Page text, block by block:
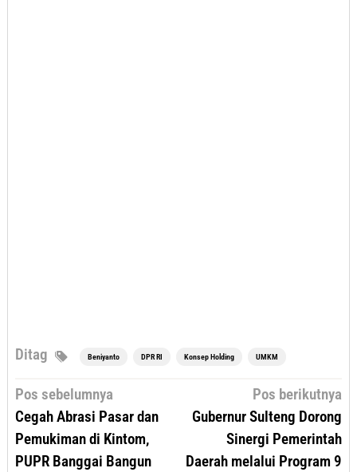
Ditag Beniyanto DPR RI Konsep Holding UMKM
Navigasi
Pos sebelumnya
Cegah Abrasi Pasar dan
Pemukiman di Kintom,
PUPR Banggai Bangun
Pos berikutnya
Gubernur Sulteng Dorong
Sinergi Pemerintah
Daerah melalui Program 9